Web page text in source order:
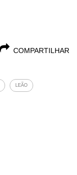
COMPARTILHAR
LEÃO